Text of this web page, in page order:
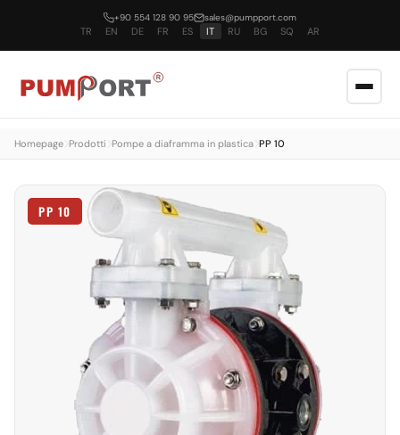
+90 554 128 90 95 sales@pumpport.com
TR EN DE FR ES IT RU BG SQ AR
Homepage Prodotti Pompe a diaframma in plastica PP 10
PP 10